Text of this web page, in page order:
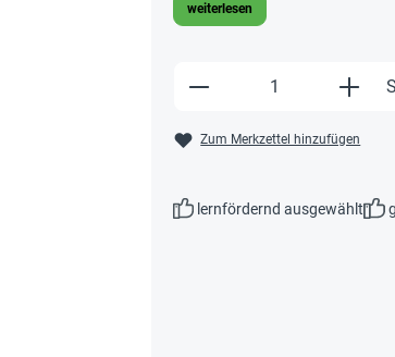
weiterlesen
Produkt Anzahl:
Zum Merkzettel hinzufügen
lernfördernd ausgewählt